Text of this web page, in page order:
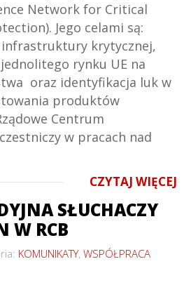
Network for Critical
Jego celami są:
krytycznej,
rynku UE na
oraz identyfikacja luk w
produktów
Centrum
w pracach nad
CZYTAJ WIĘCEJ
SŁUCHACZY
W RCB
KOMUNIKATY, WSPÓŁPRACA